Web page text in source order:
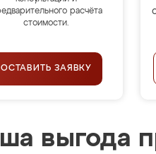
расчёта
стоимости.
ОСТАВИТЬ ЗАЯВКУ
выгода